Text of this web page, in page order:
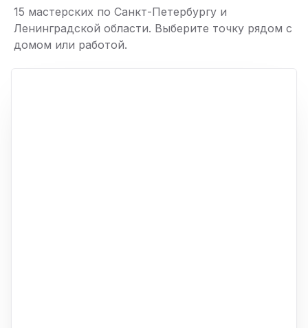
15 мастерских по Санкт-Петербургу и
Ленинградской области. Выберите точку рядом с
домом или работой.